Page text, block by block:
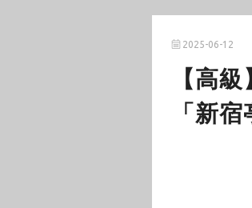
2025-06-12
【高
「新